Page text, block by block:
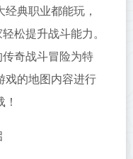
典职业都能玩，
松提升战斗能力。
奇战斗冒险为特
戏的地图内容进行